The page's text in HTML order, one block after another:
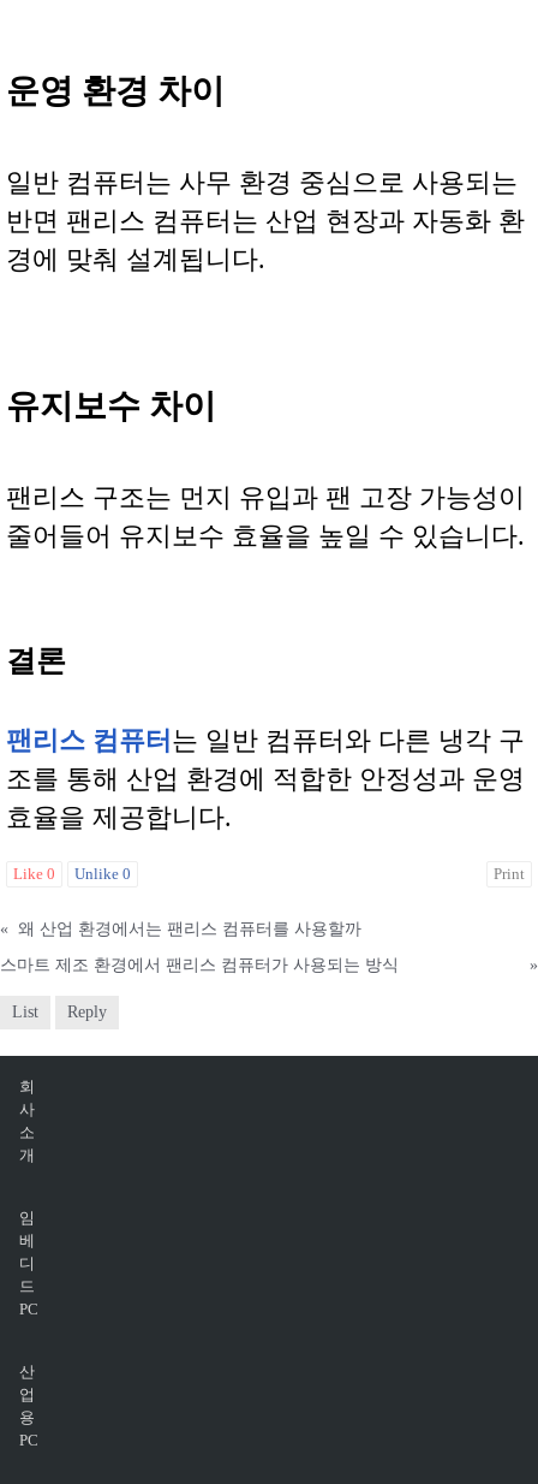
운영 환경 차이
일반 컴퓨터는 사무 환경 중심으로 사용되는
반면 팬리스 컴퓨터는 산업 현장과 자동화 환
경에 맞춰 설계됩니다.
유지보수 차이
팬리스 구조는 먼지 유입과 팬 고장 가능성이
줄어들어 유지보수 효율을 높일 수 있습니다.
결론
팬리스 컴퓨터 는 일반 컴퓨터와 다른 냉각 구
조를 통해 산업 환경에 적합한 안정성과 운영
효율을 제공합니다.
Like 0 Unlike 0 Print
« 왜 산업 환경에서는 팬리스 컴퓨터를 사용할까
스마트 제조 환경에서 팬리스 컴퓨터가 사용되는 방식
»
List Reply
회
사
소
개
임
베
디
드
PC
산
업
용
PC